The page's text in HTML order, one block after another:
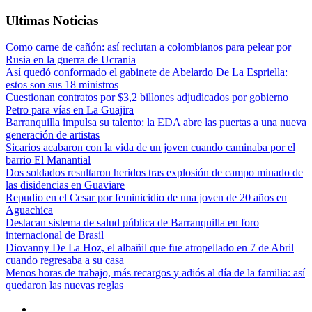
Ultimas Noticias
Como carne de cañón: así reclutan a colombianos para pelear por
Rusia en la guerra de Ucrania
Así quedó conformado el gabinete de Abelardo De La Espriella:
estos son sus 18 ministros
Cuestionan contratos por $3,2 billones adjudicados por gobierno
Petro para vías en La Guajira
Barranquilla impulsa su talento: la EDA abre las puertas a una nueva
generación de artistas
Sicarios acabaron con la vida de un joven cuando caminaba por el
barrio El Manantial
Dos soldados resultaron heridos tras explosión de campo minado de
las disidencias en Guaviare
Repudio en el Cesar por feminicidio de una joven de 20 años en
Aguachica
Destacan sistema de salud pública de Barranquilla en foro
internacional de Brasil
Diovanny De La Hoz, el albañil que fue atropellado en 7 de Abril
cuando regresaba a su casa
Menos horas de trabajo, más recargos y adiós al día de la familia: así
quedaron las nuevas reglas